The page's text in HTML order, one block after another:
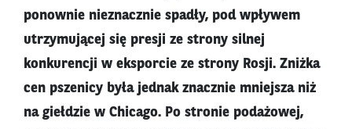
ponownie nieznacznie spadły, pod wpływem
utrzymującej się presji ze strony silnej
konkurencji w eksporcie ze strony Rosji. Zniżka
cen pszenicy była jednak znacznie mniejsza niż
na giełdzie w Chicago. Po stronie podażowej,